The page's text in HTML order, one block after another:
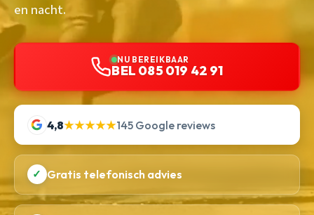
en nacht.
NU BEREIKBAAR
BEL 085 019 42 91
4,8★★★★★145 Google reviews
✓ Gratis telefonisch advies